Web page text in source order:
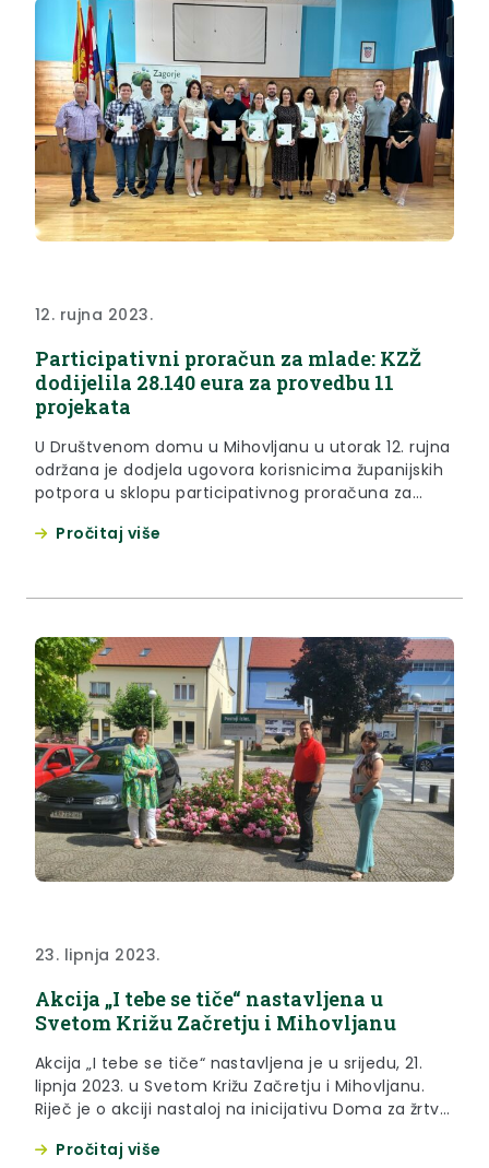
12. rujna 2023.
Participativni proračun za mlade: KZŽ
dodijelila 28.140 eura za provedbu 11
projekata
U Društvenom domu u Mihovljanu u utorak 12. rujna
održana je dodjela ugovora korisnicima županijskih
potpora u sklopu participativnog proračuna za
raspisivanja javnog poziva u sklopu participativnog
Pročitaj više
23. lipnja 2023.
Akcija „I tebe se tiče“ nastavljena u
Svetom Križu Začretju i Mihovljanu
Akcija „I tebe se tiče“ nastavljena je u srijedu, 21.
lipnja 2023. u Svetom Križu Začretju i Mihovljanu.
Riječ je o akciji nastaloj na inicijativu Doma za žrtve
Krapinsko-zagorske županije, s ciljem jačanja
Pročitaj više